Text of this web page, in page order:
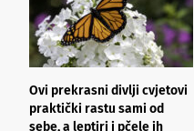
Ovi prekrasni divlji cvjetovi
praktički rastu sami od
sebe, a leptiri i pčele ih